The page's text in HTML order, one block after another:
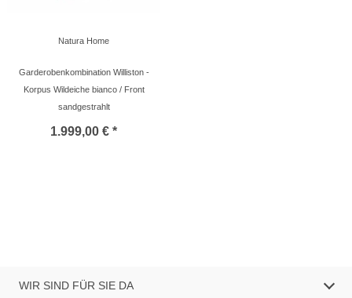
Natura Home
Garderobenkombination Williston -
Korpus Wildeiche bianco / Front
sandgestrahlt
1.999,00 € *
WIR SIND FÜR SIE DA